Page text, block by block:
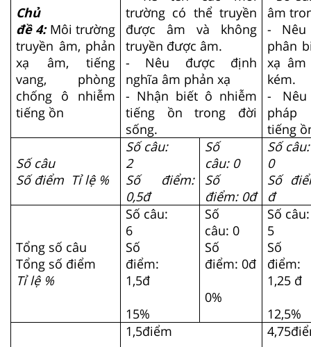
Chủ
đề 4:Môi trường
truyền âm, phản
xạ âm, tiếng
vang, phòng
chống ô nhiễm
tiếng ồn
trường có thể truyền
được âm và không
truyền được âm.
- Nêu được định
nghĩa âm phản xạ
- Nhận biết ô nhiễm
tiếng ồn trong đời
sống.
âm
-
phân
xạ
kém.
-
pháp
tiếng
Số câu
Số điểm Tỉ lệ %
Số câu:
2
Số điểm:
0,5đ
Số
câu: 0
Số
điểm: 0đ
Số
0
Số
đ
Tổng số câu
Tổng số điểm
Tỉ lệ %
Số câu:
6
Số
điểm:
1,5đ
15%
Số
câu: 0
Số
điểm: 0đ
0%
Số
5
Số
điểm:
1,25 đ
12,5%
1,5điểm